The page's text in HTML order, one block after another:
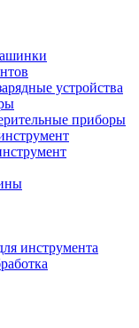
устройства
приборы
инструмента